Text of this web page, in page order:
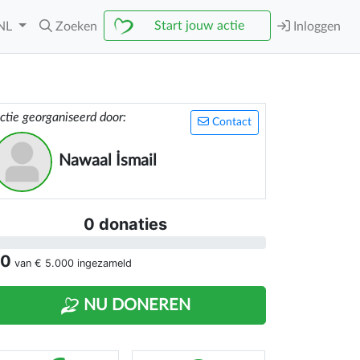
Zoeken Start jouw actie Inloggen
Contact
georganiseerd door:
Nawaal İsmail
0 donaties
van € 5.000 ingezameld
NU DONEREN